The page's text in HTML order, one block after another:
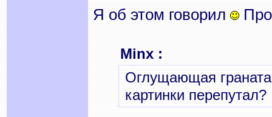
Я об этом говорил
Minx :
Оглущающая
картинки перепутал?